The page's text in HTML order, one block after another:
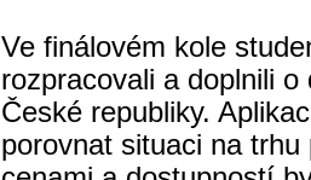
Ve finálovém kole
rozpracovali a doplnili
České republiky.
porovnat situaci na